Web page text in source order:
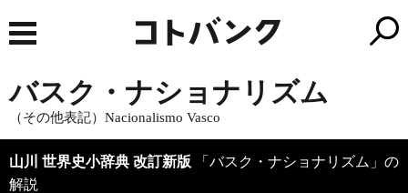
バスク・ナショナリズム
（その他表記）Nacionalismo Vasco
山川 世界史小辞典 改訂新版 「バスク・ナショナリズム」の
解説